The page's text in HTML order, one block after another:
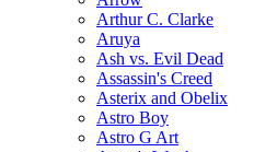
Arthur C. Clarke
Aruya
Ash vs. Evil Dead
Assassin's Creed
Asterix and Obelix
Astro Boy
Astro G Art